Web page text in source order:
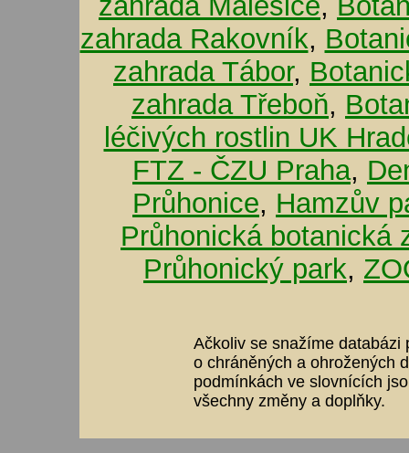
zahrada Rakovník,
zahrada Tábor,
zahrada Třeboň,
léčivých rostlin UK
FTZ - ČZU Praha,
Průhonice, Hamzův
Průhonická botanická
Průhonický park,
Ačkoliv se snažíme databázi
o chráněných a ohrožených
podmínkách ve slovnících
všechny změny a doplňky.